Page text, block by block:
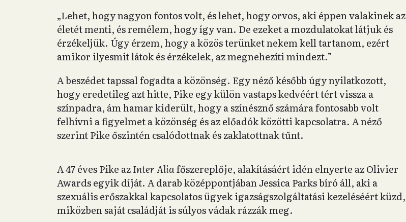
„Lehet, hogy nagyon fontos volt, és lehet, hogy orvos, aki éppen valakinek az
életét menti, és remélem, hogy így van. De ezeket a mozdulatokat látjuk és
érzékeljük. Úgy érzem, hogy a közös terünket nekem kell tartanom, ezért
amikor ilyesmit látok és érzékelek, az megnehezíti mindezt.”
A beszédet tapssal fogadta a közönség. Egy néző később úgy nyilatkozott,
hogy eredetileg azt hitte, Pike egy külön vastaps kedvéért tért vissza a
színpadra, ám hamar kiderült, hogy a színésznő számára fontosabb volt
felhívni a figyelmet a közönség és az előadók közötti kapcsolatra. A néző
szerint Pike őszintén csalódottnak és zaklatottnak tűnt.
A 47 éves Pike azInter Aliafőszereplője, alakításáért idén elnyerte az Olivier
Awards egyik díját. A darab középpontjában Jessica Parks bíró áll, aki a
szexuális erőszakkal kapcsolatos ügyek igazságszolgáltatási kezeléséért küzd,
miközben saját családját is súlyos vádak rázzák meg.